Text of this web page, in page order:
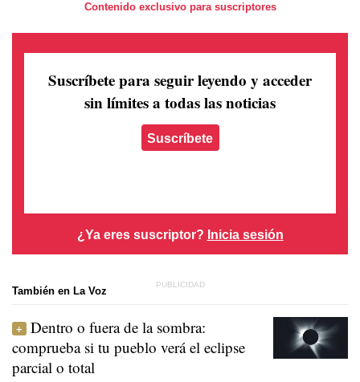
Contenido exclusivo para suscriptores
Suscríbete para seguir leyendo y acceder
sin límites a todas las noticias
Suscríbete
¿Ya eres suscriptor? Inicia sesión
También en La Voz
Dentro o fuera de la sombra:
comprueba si tu pueblo verá el eclipse
parcial o total